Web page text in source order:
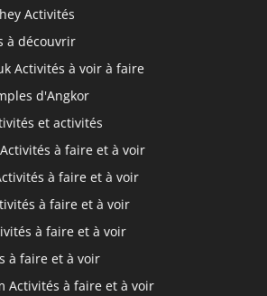
Activités
à découvrir
Activités à voir à faire
d'Angkor
et activités
à faire et à voir
à faire et à voir
à faire et à voir
à faire et à voir
à faire et à voir
Activités à faire et à voir